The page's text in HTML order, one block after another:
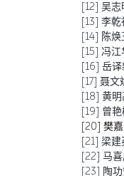
[12] 吴
[13] 李
[14] 陈
[15] 冯
[16] 岳
[17] 聂
[18] 黄
[19] 曾艳
[20] 樊
[21] 梁
[22] 马
[23] 陶